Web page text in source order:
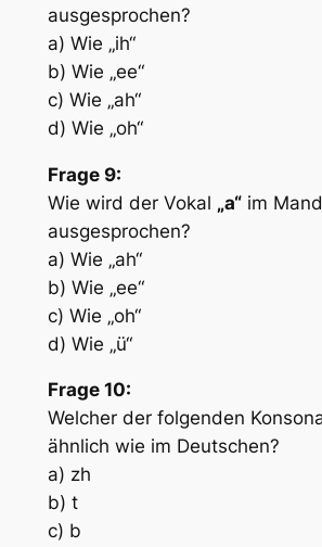
ausgesprochen?
a) Wie „ih“
b) Wie „ee“
c) Wie „ah“
d) Wie „oh“
Frage 9:
Wie wird der Vokal „a“im
ausgesprochen?
a) Wie „ah“
b) Wie „ee“
c) Wie „oh“
d) Wie „ü“
Frage 10:
Welcher der folgenden
ähnlich wie im Deutschen?
a) zh
b) t
c) b